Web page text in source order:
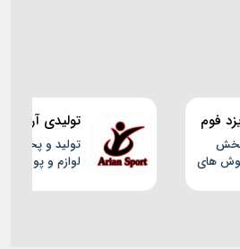
فوم
پخش
های
تولیدی آرین
اسپرت
تولید و پخش
لوازم و پوشاک